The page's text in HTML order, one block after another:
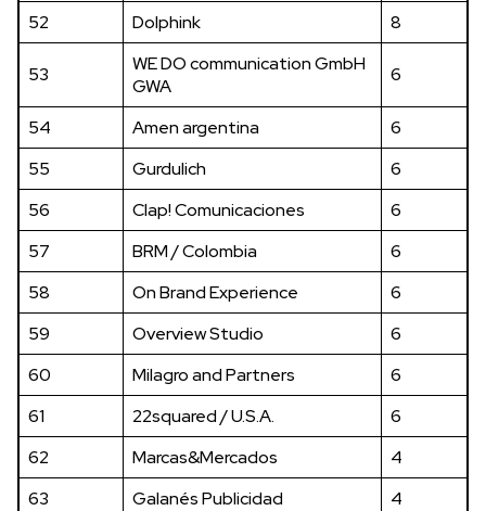
52
Dolphink 8
53
WE DO communication GmbH
GWA
6
54 Amen argentina
6
55
Gurdulich
6
56
Clap! Comunicaciones
6
57
BRM / Colombia
6
58
On Brand Experience
6
59
Overview Studio
6
60
Milagro and Partners
6
61
22squared / U.S.A.
6
62
Marcas&Mercados
4
63
Galanés Publicidad
4